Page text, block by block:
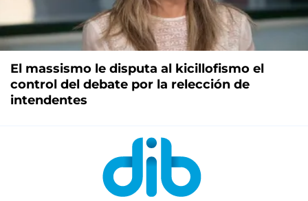
El massismo le disputa al kicillofismo el
control del debate por la relección de
intendentes